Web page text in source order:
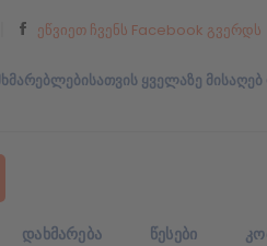
ეწვიეთ ჩვენს Facebook გვერდს
ყველაზე
ᲓᲐᲮᲛᲐᲠᲔᲑᲐ ᲬᲔᲡᲔᲑᲘ